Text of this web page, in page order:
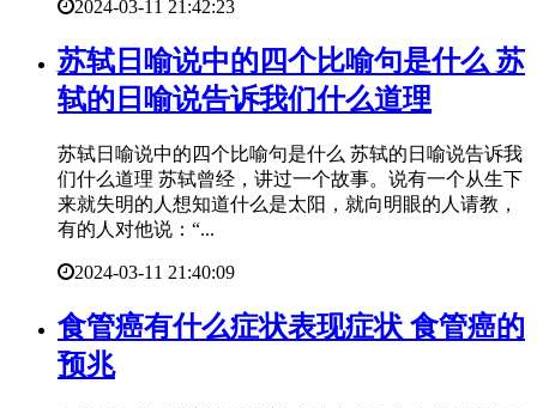
2024-03-11 21:42:23
​苏轼日喻说中的四个比喻句是什么 苏
轼的日喻说告诉我们什么道理
苏轼日喻说中的四个比喻句是什么 苏轼的日喻说告诉我
们什么道理 苏轼曾经，讲过一个故事。说有一个从生下
来就失明的人想知道什么是太阳，就向明眼的人请教，
有的人对他说：“...
2024-03-11 21:40:09
​食管癌有什么症状表现症状 食管癌的
预兆